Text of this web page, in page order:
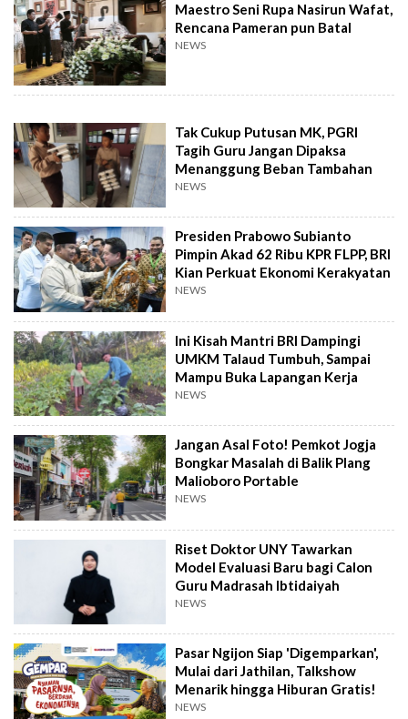
Maestro Seni Rupa Nasirun Wafat,
Rencana Pameran pun Batal
NEWS
Tak Cukup Putusan MK, PGRI
Tagih Guru Jangan Dipaksa
Menanggung Beban Tambahan
NEWS
Presiden Prabowo Subianto
Pimpin Akad 62 Ribu KPR FLPP, BRI
Kian Perkuat Ekonomi Kerakyatan
NEWS
Ini Kisah Mantri BRI Dampingi
UMKM Talaud Tumbuh, Sampai
Mampu Buka Lapangan Kerja
NEWS
Jangan Asal Foto! Pemkot Jogja
Bongkar Masalah di Balik Plang
Malioboro Portable
NEWS
Riset Doktor UNY Tawarkan
Model Evaluasi Baru bagi Calon
Guru Madrasah Ibtidaiyah
NEWS
Pasar Ngijon Siap 'Digemparkan',
Mulai dari Jathilan, Talkshow
Menarik hingga Hiburan Gratis!
NEWS